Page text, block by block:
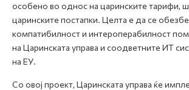
особено во однос на царинските тарифи,
царинските постапки. Целта е да се
компатибилност и интероперабилност
на Царинската управа и соодветните ИТ
на ЕУ.
Со овој проект, Царинската управа ќе